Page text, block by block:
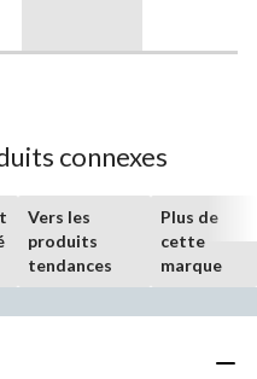
connexes
Vers les
produits
tendances
Plus de
cette
marque